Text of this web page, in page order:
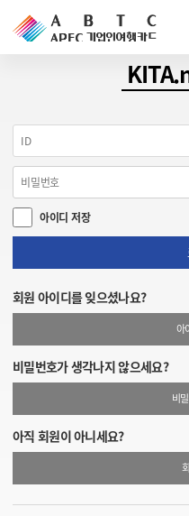
안내
ABTC 제도 소개
VABTC 안내
발급 자격요건
취소/반납 안내
신청
취소
아이디 저장
회원 아이디를 잊으셨나요?
아
비밀번호가 생각나지 않으세요?
비
아직 회원이 아니세요?